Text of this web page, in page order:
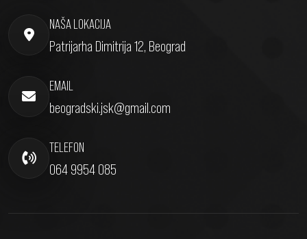
NAŠA LOKACIJA
Patrijarha Dimitrija 12, Beograd
EMAIL
beogradski.jsk@gmail.com
TELEFON
064 9954 085